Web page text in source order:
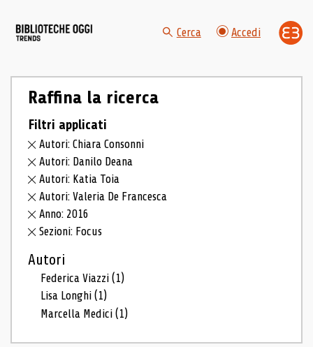
Cerca Accedi
Raffina la ricerca
Filtri applicati
Autori: Chiara Consonni
Autori: Danilo Deana
Autori: Katia Toia
Autori: Valeria De Francesca
Anno: 2016
Sezioni: Focus
Autori
Federica Viazzi(1)
Lisa Longhi(1)
Marcella Medici(1)